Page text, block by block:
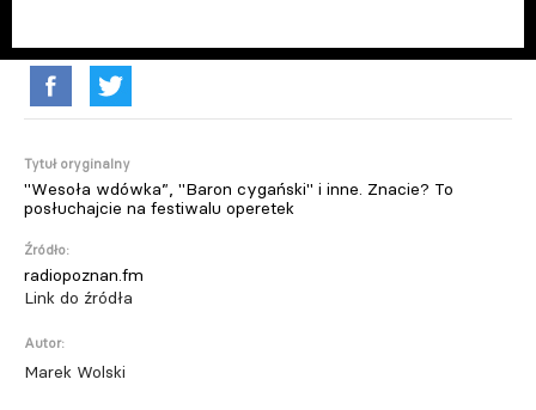
Tytuł oryginalny
"Wesoła wdówka”, "Baron cygański" i inne. Znacie? To
posłuchajcie na festiwalu operetek
Źródło:
radiopoznan.fm
Link do źródła
Autor:
Marek Wolski